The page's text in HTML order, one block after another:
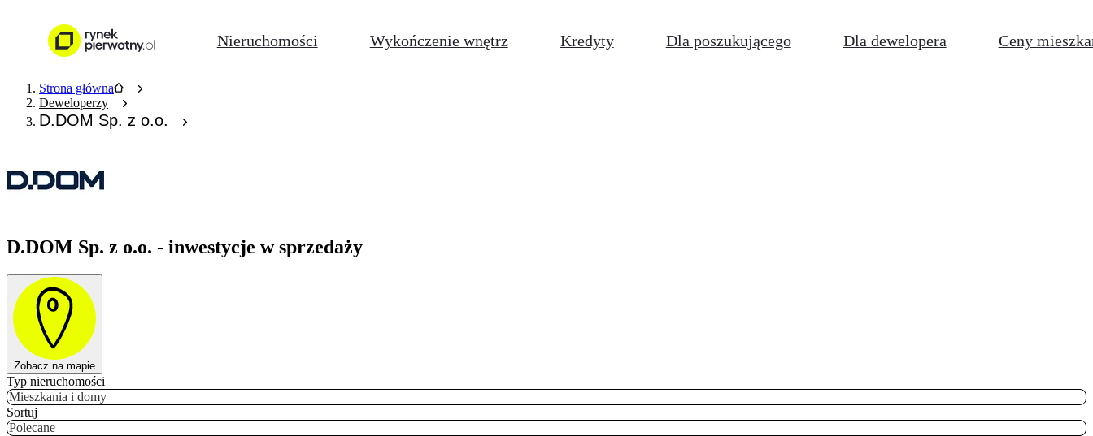
Nieruchomości Wykończenie wnętrz Kredyty Dla poszukującego Dla dewelopera Ceny
Strona główna
Deweloperzy
D.DOM Sp. z o.o.
D.DOM Sp. z o.o. - inwestycje w sprzedaży
Zobacz na mapie
Typ nieruchomości
Mieszkania i domy
Sortuj
Polecane